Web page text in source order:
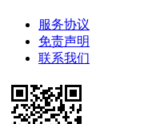
服务协议
免责声明
联系我们